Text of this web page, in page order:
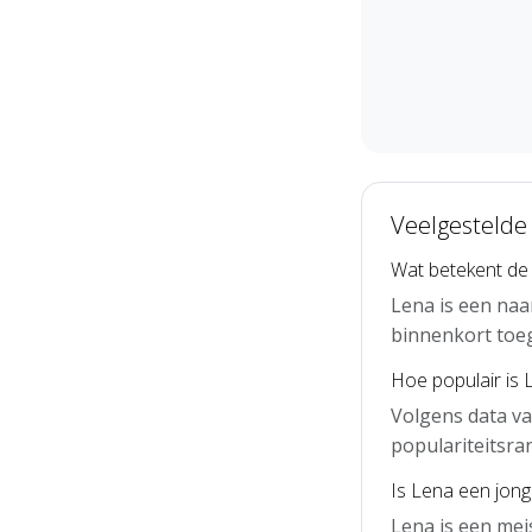
Wat betekent
Lena is een
binnenkort
Hoe populair is
Volgens data
Is Lena een
Lena is een